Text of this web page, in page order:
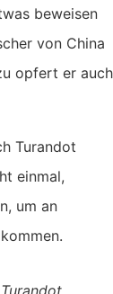
beweisen
von China
opfert er auch